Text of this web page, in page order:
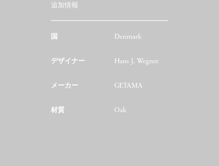
追加情報
国 Denmark
デザイナー Hans J. Wegner
メーカー GETAMA
材質 Oak